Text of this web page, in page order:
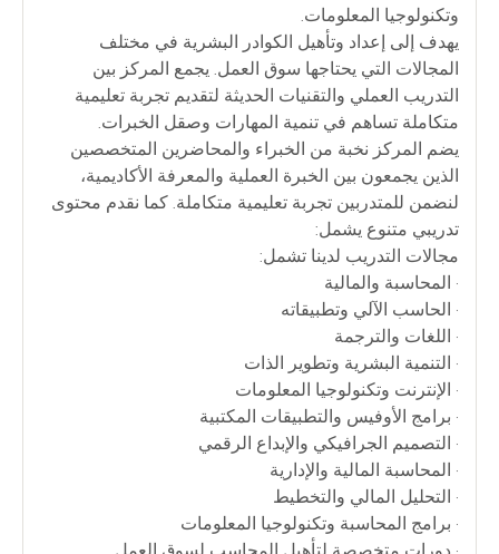
وتكنولوجيا المعلومات.
يهدف إلى إعداد وتأهيل الكوادر البشرية في مختلف
المجالات التي يحتاجها سوق العمل. يجمع المركز بين
التدريب العملي والتقنيات الحديثة لتقديم تجربة تعليمية
متكاملة تساهم في تنمية المهارات وصقل الخبرات.
يضم المركز نخبة من الخبراء والمحاضرين المتخصصين
الذين يجمعون بين الخبرة العملية والمعرفة الأكاديمية،
لنضمن للمتدربين تجربة تعليمية متكاملة. كما نقدم محتوى
تدريبي متنوع يشمل:
مجالات التدريب لدينا تشمل:
• المحاسبة والمالية
• الحاسب الآلي وتطبيقاته
• اللغات والترجمة
• التنمية البشرية وتطوير الذات
• الإنترنت وتكنولوجيا المعلومات
• برامج الأوفيس والتطبيقات المكتبية
• التصميم الجرافيكي والإبداع الرقمي
• المحاسبة المالية والإدارية
• التحليل المالي والتخطيط
• برامج المحاسبة وتكنولوجيا المعلومات